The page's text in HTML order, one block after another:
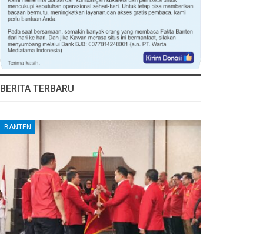
BERITA TERBARU
BANTEN